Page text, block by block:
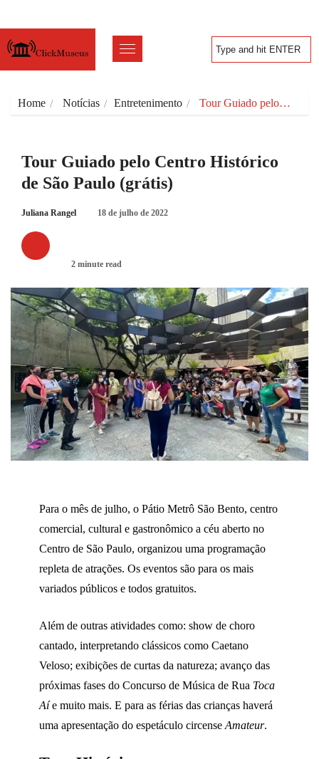
Home Notícias Entretenimento Tour Guiado pelo…
Tour Guiado pelo Centro Histórico
de São Paulo (grátis)
Juliana Rangel 18 de julho de 2022
2 minute read
Para o mês de julho, o Pátio Metrô São Bento, centro
comercial, cultural e gastronômico a céu aberto no
Centro de São Paulo, organizou uma programação
repleta de atrações. Os eventos são para os mais
variados públicos e todos gratuitos.
Além de outras atividades como: show de choro
cantado, interpretando clássicos como Caetano
Veloso; exibições de curtas da natureza; avanço das
próximas fases do Concurso de Música de Rua Toca
Aíe muito mais. E para as férias das crianças haverá
uma apresentação do espetáculo circense Amateur.